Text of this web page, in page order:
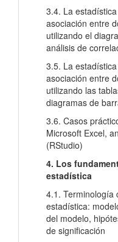
3.4. La
asociación entre
utilizando el
análisis de
3.5. La
asociación entre
utilizando las
diagramas de
3.6. Casos
Microsoft Excel,
(RStudio)
4. Los
estadística
4.1. Terminología
estadística:
del modelo,
de significación